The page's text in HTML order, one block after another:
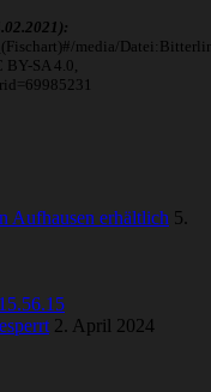
media/
BY-SA 4.0,
Aufhausen erhältlich 5.
2. April 2024